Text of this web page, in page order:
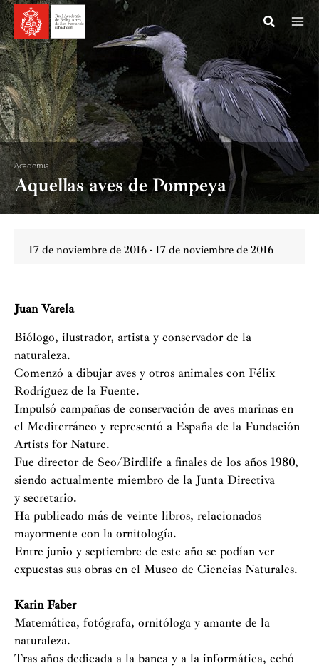
Ir
al
contenido
Academia
Aquellas aves de Pompeya
17 de noviembre de 2016 - 17 de noviembre de 2016
Juan Varela
Biólogo, ilustrador, artista y conservador de la
naturaleza.
Comenzó a dibujar aves y otros animales con Félix
Rodríguez de la Fuente.
Impulsó campañas de conservación de aves marinas en
el Mediterráneo y representó a España de la Fundación
Artists for Nature.
Fue director de Seo/Birdlife a finales de los años 1980,
siendo actualmente miembro de la Junta Directiva
y secretario.
Ha publicado más de veinte libros, relacionados
mayormente con la ornitología.
Entre junio y septiembre de este año se podían ver
expuestas sus obras en el Museo de Ciencias Naturales.
Karin Faber
Matemática, fotógrafa, ornitóloga y amante de la
naturaleza.
Tras años dedicada a la banca y a la informática, echó